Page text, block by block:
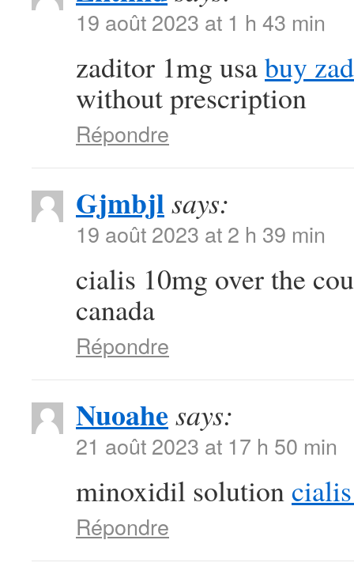
19 août 2023 at 1 h 43 min
zaditor 1mg usabuy
without prescription
Répondre
Gjmbjlsays:
19 août 2023 at 2 h 39 min
cialis 10mg over the
canada
Répondre
Nuoahe says:
21 août 2023 at 17 h 50 min
minoxidil solution
Répondre